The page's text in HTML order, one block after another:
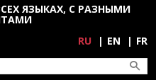
ЯЗЫКАХ, С РАЗНЫМИ
RU EN FR